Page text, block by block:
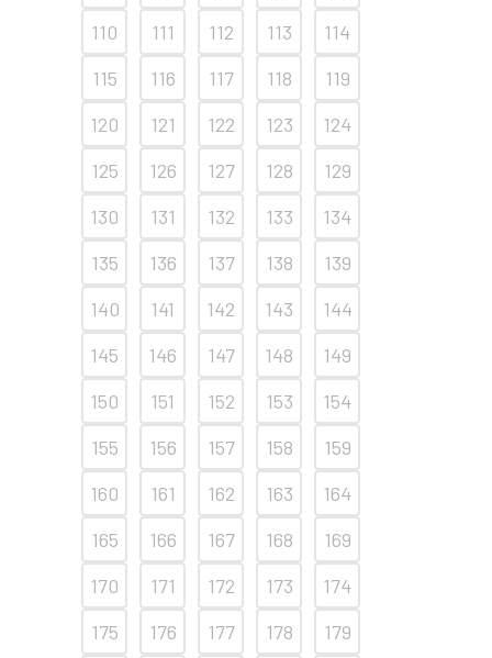
110
111 112 113
114
115
116 117 118
119
120
121 122 123
124
125
126 127 128
129
130
131 132 133
134
135
136 137 138
139
140
141 142 143
144
145
146 147 148
149
150
151 152 153
154
155
156 157 158
159
160
161 162 163
164
165
166 167 168
169
170
171 172 173
174
175
176 177 178
179